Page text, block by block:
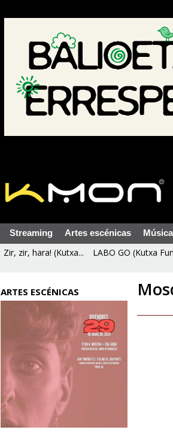
Streaming Artes escénicas Música
Zir, zir, hara! (Kutxa... LABO GO (Kutxa
ARTES ESCÉNICAS